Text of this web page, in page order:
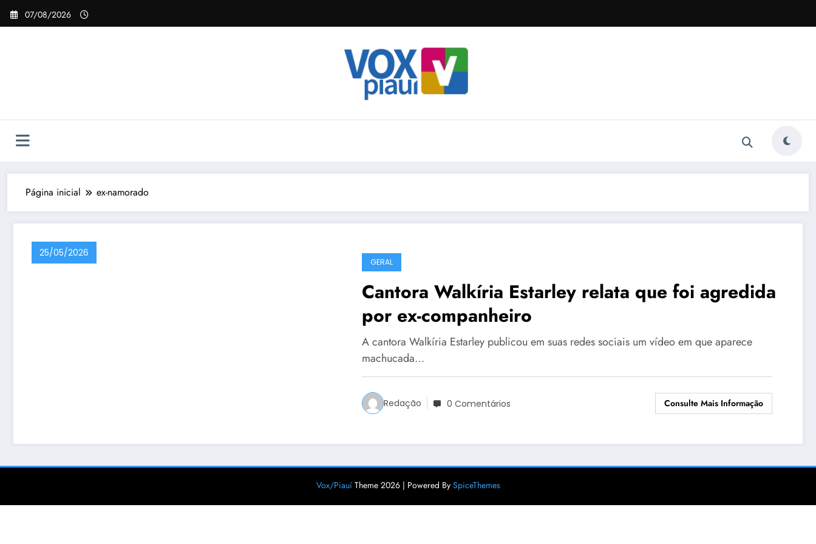
Pular
para
07/08/2026
Página inicial ex-namorado
25/05/2026
GERAL
Cantora Walkíria Estarley relata que foi agredida
por ex-companheiro
A cantora Walkíria Estarley publicou em suas redes sociais um vídeo em que aparece
machucada…
Redação 0 Comentários Consulte Mais Informação
Vox/Piauí Theme 2026 | Powered By SpiceThemes